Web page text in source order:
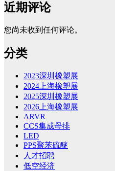
近期评论
您尚未收到任何评论。
分类
2023深圳橡塑展
2024上海橡塑展
2025深圳橡塑展
2026上海橡塑展
ARVR
CCS集成母排
LED
PPS聚苯硫醚
人才招聘
低空经济